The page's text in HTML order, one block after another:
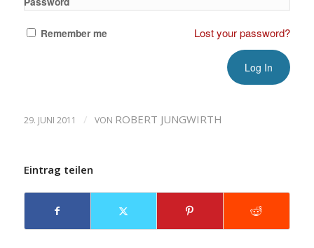
Remember me Lost your password?
29. JUNI 2011 / VON ROBERT JUNGWIRTH
Eintrag teilen